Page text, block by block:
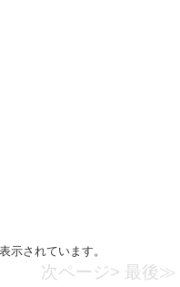
示されています。
次ページ> 最後≫